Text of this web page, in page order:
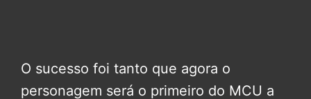
O sucesso foi tanto que agora o
personagem será o primeiro do MCU a